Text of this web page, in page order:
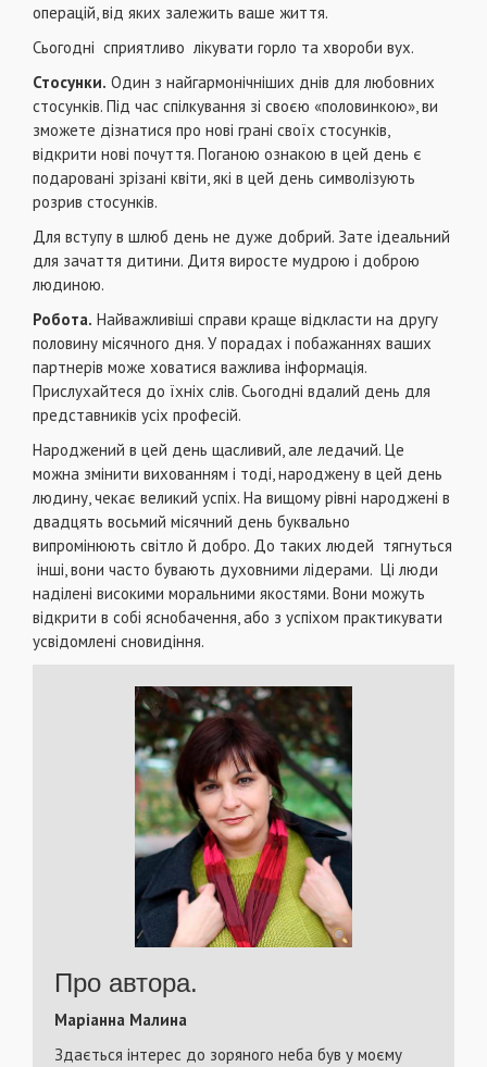
операцій, від яких залежить ваше життя.
Сьогодні сприятливо лікувати горло та хвороби вух.
Стосунки. Один з найгармонічніших днів для любовних
стосунків. Під час спілкування зі своєю «половинкою», ви
зможете дізнатися про нові грані своїх стосунків,
відкрити нові почуття. Поганою ознакою в цей день є
подаровані зрізані квіти, які в цей день символізують
розрив стосунків.
Для вступу в шлюб день не дуже добрий. Зате ідеальний
для зачаття дитини. Дитя виросте мудрою і доброю
людиною.
Робота. Найважливіші справи краще відкласти на другу
половину місячного дня. У порадах і побажаннях ваших
партнерів може ховатися важлива інформація.
Прислухайтеся до їхніх слів. Сьогодні вдалий день для
представників усіх професій.
Народжений в цей день щасливий, але ледачий. Це
можна змінити вихованням і тоді, народжену в цей день
людину, чекає великий успіх. На вищому рівні народжені в
двадцять восьмий місячний день буквально
випромінюють світло й добро. До таких людей тягнуться
інші, вони часто бувають духовними лідерами. Ці люди
наділені високими моральними якостями. Вони можуть
відкрити в собі яснобачення, або з успіхом практикувати
усвідомлені сновидіння.
Про автора.
Маріанна Малина
Здається інтерес до зоряного неба був у моєму